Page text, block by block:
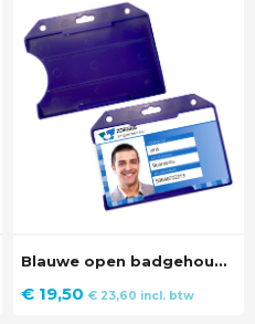
€ 99,00.
Blauwe open badgehouder (50 stuks)
€ 19,50 € 23,60 incl. btw